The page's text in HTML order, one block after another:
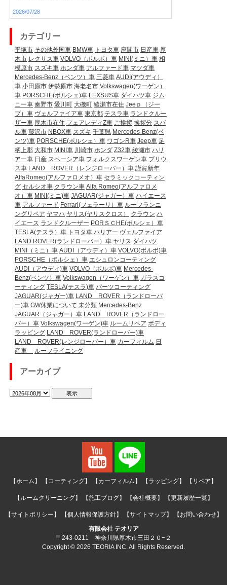
2026/07/28
カテゴリー
平塚市 その他外国車 BMW車 トヨタ車 座間市 日産車 厚
木市 レクサス車 VOLVO（ボルボ）車 MINI(ミニ）車 相
模原市 スズキ車 ホンダ車 アルファード車 マツダ車
Mercedes-Benz（ベンツ）車 三菱車 AUDI(アウディ）
車 小田原市 伊勢原市 海老名市 Volkswagen(ワーゲン）
車 PORSCHE(ポルシェ)車 LEXSUS車 ダイハツ車 ジム
ニー車 秦野市 愛川町 大磯町 綾瀬市在住 Jeeｐ（ジー
プ）車 ヴェルファイア車 東京都 テスラ車 ランドクルー
ザー車 厚木市在住 フェアレディZ車 ご挨拶 挨拶分 スバ
ル車 藤沢市 NBOX車 スズキ 千葉県 Mercedes-Benz(ベ
ンツ)車 PORSCHE(ポルシェ）車 ワゴンR車 Jeep車 足
柄上郡 大和市 MINI車 川崎市 ホンダ Z32車 綾瀬市 ハリ
アー車 日産 スペーシア車 フォルクスワーゲン車 プリウ
ス車 LAND ROVER（レンジローバー）車 謹賀新年
AlfaRomeo(アルファロメオ）車 セラミックコーティン
グ セルシオ車 クラウン車 Alfa Romeo(アルファロメ
オ）車 MINI(ミニ)車 JAGUAR(ジャガー）車 ハイエース
車 アルファード Ferrari(フェラーリ）車 ルーフランニ
ングリペア ヤマハ ヤリス(ヤリスクロス） クラウン ハ
イエース ランドクルーザー PORＳＣHE(ポルシェ）車
TESLA(テスラ）車 トヨタ車 ハリアー ヴェルファイア
LAND ROVER(ランドローバー）車 ヤリス ダイハツ
MINI（ミニ）車 AUDI（アウディ）車 VOLVO(ボルボ)車
PORSCHE（ポルシェ）車 エシュロンコーティング
AUDI（アウディ)車 VOLVO（ボルボ)車 Mercedes-
Benz(ベンツ）車 Volkswagen（ワーゲン）車 ガラスコ
ーティング TESLA(テスラ)車 パーツコーティング
JAGUAR(ジャガー)車 LAND ROVER（ランドローバ
ー)車 GW休業について 未分類 Mercedes-Benz
JAGUAR（ジャガー）車 LAND ROVER（ランドロー
バー）車 Volkswagen(ワーゲン)車 ルームリペア ボディ
ラッピング LAND ROVER(ランドローバー)車
LAND ROVER(レンジローバー）車 カーフィルム 日
産車
ルーフライニング
アーカイブ
【ホーム】 【コーティング】 【カーフィルム】 【ラッピング】 【リペア】
【ルームクリーニング】 【施工ブログ】 【会社概要】 【更新履歴一覧】
【サイトポリシー】 【個人情報保護方針】 【サイトマップ】
【お問い合わせ】
有限会社 テオリア
〒243-0211 神奈川県厚木市三田２０−２
Copyright © 2026 TEORIA INC. All Rights Reserved.